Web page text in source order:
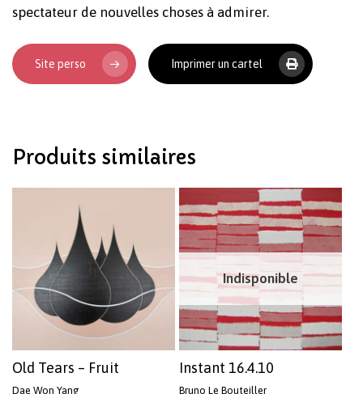
Revenir à l'Artotek
spectateur de nouvelles choses à admirer.
Site perso Imprimer un cartel
Produits similaires
Old Tears – Fruit
Dae Won Yang
Indisponible
Instant 16.4.10
Bruno Le Bouteiller